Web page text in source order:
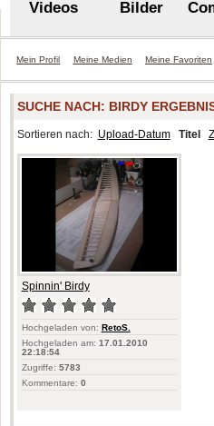
Videos Bilder
Mein Profil Meine Medien Meine Favoriten
SUCHE NACH: BIRDY
Sortieren nach: Upload-Datum Titel
Spinnin' Birdy
Hochgeladen von: RetoS.
Hochgeladen am: 17.01.2010
22:18:54
Zugriffe: 5783
Kommentare: 0